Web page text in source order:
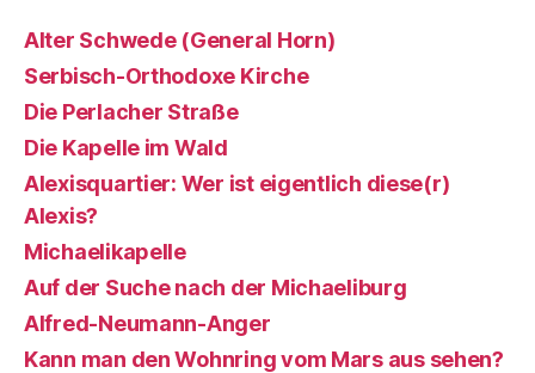
Alter Schwede (General Horn)
Serbisch-Orthodoxe Kirche
Die Perlacher Straße
Die Kapelle im Wald
Alexisquartier: Wer ist eigentlich diese(r)
Alexis?
Michaelikapelle
Auf der Suche nach der Michaeliburg
Alfred-Neumann-Anger
Kann man den Wohnring vom Mars aus sehen?